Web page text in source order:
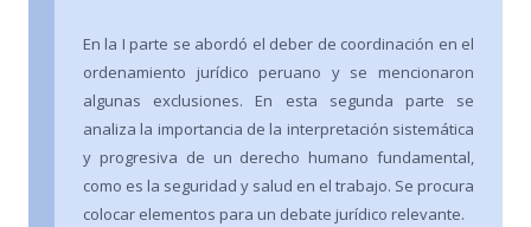
En la I parte se abordó el deber de coordinación en el
ordenamiento jurídico peruano y se mencionaron
algunas exclusiones. En esta segunda parte se
analiza la importancia de la interpretación sistemática
y progresiva de un derecho humano fundamental,
como es la seguridad y salud en el trabajo. Se procura
colocar elementos para un debate jurídico relevante.